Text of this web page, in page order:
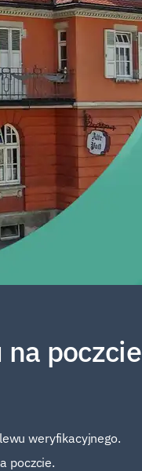
na poczcie
weryfikacyjnego.
poczcie.